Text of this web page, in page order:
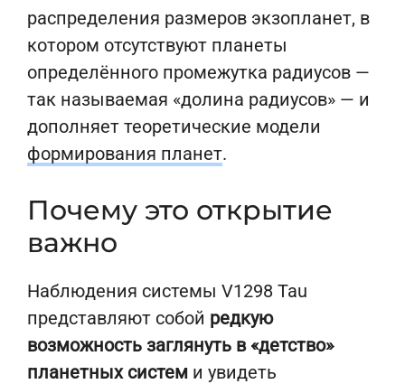
распределения размеров экзопланет, в
котором отсутствуют планеты
определённого промежутка радиусов —
так называемая «долина радиусов» — и
дополняет теоретические модели
формирования планет.
Почему это открытие
важно
Наблюдения системы V1298 Tau
представляют собой редкую
возможность заглянуть в «детство»
планетных систем и увидеть